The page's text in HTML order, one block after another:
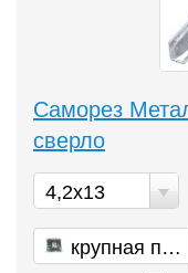
Саморез
сверло
4,2х13
крупная пакет